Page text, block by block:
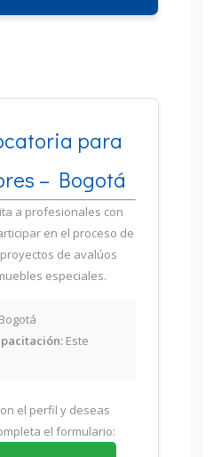
para
– Bogotá
a profesionales con
en el proceso de
de avalúos
especiales.
Bogotá
Este
el perfil y deseas
el formulario: